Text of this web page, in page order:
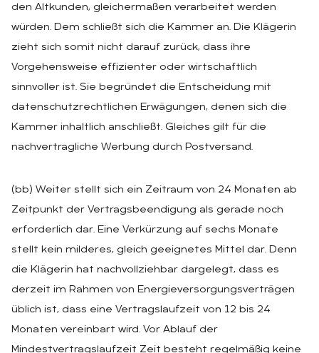
den Altkunden, gleichermaßen verarbeitet werden
würden. Dem schließt sich die Kammer an. Die Klägerin
zieht sich somit nicht darauf zurück, dass ihre
Vorgehensweise effizienter oder wirtschaftlich
sinnvoller ist. Sie begründet die Entscheidung mit
datenschutzrechtlichen Erwägungen, denen sich die
Kammer inhaltlich anschließt. Gleiches gilt für die
nachvertragliche Werbung durch Postversand.
(bb) Weiter stellt sich ein Zeitraum von 24 Monaten ab
Zeitpunkt der Vertragsbeendigung als gerade noch
erforderlich dar. Eine Verkürzung auf sechs Monate
stellt kein milderes, gleich geeignetes Mittel dar. Denn
die Klägerin hat nachvollziehbar dargelegt, dass es
derzeit im Rahmen von Energieversorgungsverträgen
üblich ist, dass eine Vertragslaufzeit von 12 bis 24
Monaten vereinbart wird. Vor Ablauf der
Mindestvertragslaufzeit Zeit besteht regelmäßig keine